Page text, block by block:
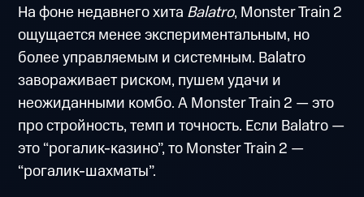
На фоне недавнего хита Balatro, Monster Train 2
ощущается менее экспериментальным, но
более управляемым и системным. Balatro
завораживает риском, пушем удачи и
неожиданными комбо. А Monster Train 2 — это
про стройность, темп и точность. Если Balatro —
это “рогалик-казино”, то Monster Train 2 —
“рогалик-шахматы”.